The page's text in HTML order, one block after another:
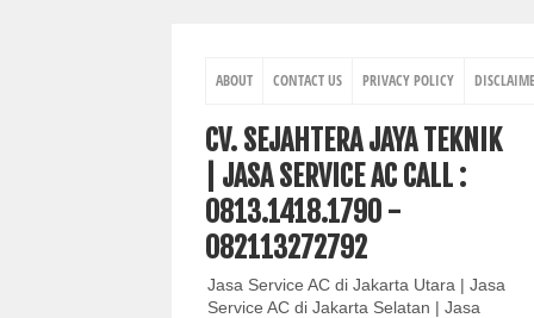
ABOUT CONTACT US PRIVACY POLICY
CV. SEJAHTERA JAYA TEKNIK
| JASA SERVICE AC CALL :
0813.1418.1790 -
082113272792
Jasa Service AC di Jakarta Utara | Jasa
Service AC di Jakarta Selatan | Jasa